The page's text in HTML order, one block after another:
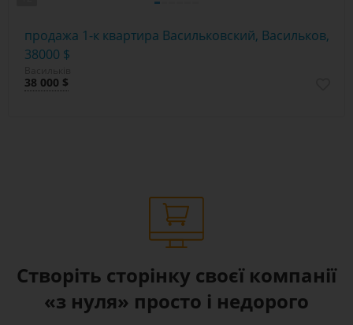
продажа 1-к квартира Васильковский, Васильков,
38000 $
38 000 $
Створіть сторінку своєї компанії
«з нуля» просто і недорого